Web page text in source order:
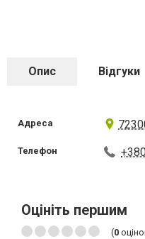
Опис Відгуки
Адреса
Телефон
Оцініть першим
(0